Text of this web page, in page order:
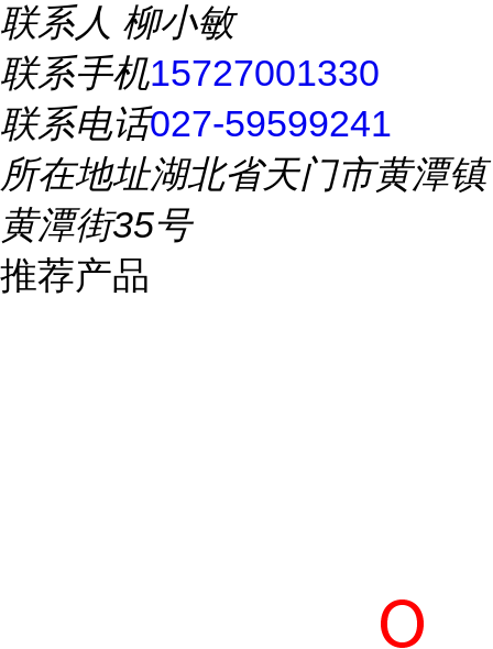
联系人 柳小敏
联系手机15727001330
联系电话027-59599241
所在地址湖北省天门市黄潭镇
黄潭街35号
推荐产品